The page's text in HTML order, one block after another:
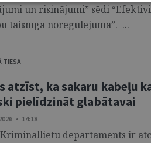
un risinājumi” sēdi
taisnīgā noregulējumā”. ...
TIESA
atzīst, ka sakaru kabeļu
pielīdzināt glabātavai
• 14:18
departaments ir